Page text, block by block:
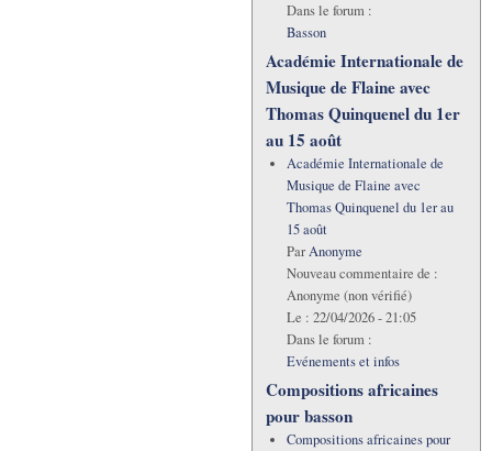
Dans le forum :
Basson
Académie Internationale de
Musique de Flaine avec
Thomas Quinquenel du 1er
au 15 août
Académie Internationale de
Musique de Flaine avec
Thomas Quinquenel du 1er au
15 août
ParAnonyme
Nouveau commentaire de :
Anonyme (non vérifié)
Le : 22/04/2026 - 21:05
Dans le forum :
Evénements et infos
Compositions africaines
pour basson
Compositions africaines pour